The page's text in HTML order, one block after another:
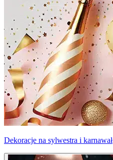
Dekoracje na sylwestra i karnawał